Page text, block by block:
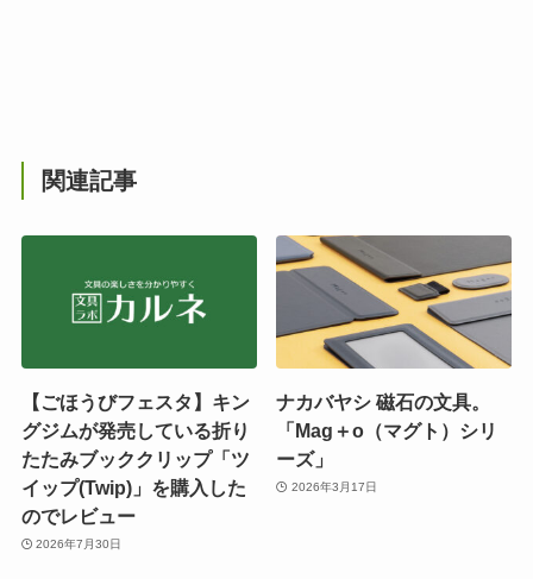
関連記事
【ごほうびフェスタ】キン
グジムが発売している折り
たたみブッククリップ「ツ
イップ(Twip)」を購入した
のでレビュー
2026年7月30日
ナカバヤシ 磁石の文具。
「Mag＋o（マグト）シリ
ーズ」
2026年3月17日